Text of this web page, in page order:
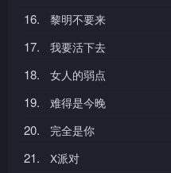
16. 黎明不要来
17. 我要活下去
18. 女人的弱点
19. 难得是今晚
20. 完全是你
21. X派对